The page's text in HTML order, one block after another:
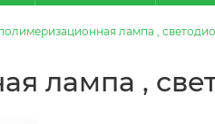
лампа ,
лампа ,